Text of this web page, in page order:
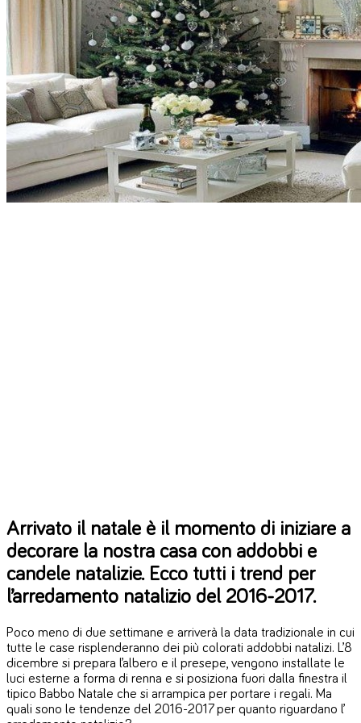
Arrivato il natale è il momento di iniziare a
decorare la nostra casa con addobbi e
candele natalizie. Ecco tutti i trend per
l’arredamento natalizio del 2016-2017.
Poco meno di due settimane e arriverà la data tradizionale in cui
tutte le case risplenderanno dei più colorati addobbi natalizi. L’8
dicembre si prepara l’albero e il presepe, vengono installate le
luci esterne a forma di renna e si posiziona fuori dalla finestra il
tipico Babbo Natale che si arrampica per portare i regali. Ma
quali sono le tendenze del 2016-2017 per quanto riguardano l’